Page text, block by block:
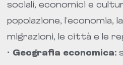
sociali, economici e
popolazione, l’economia,
migrazioni, le città e le
· Geografia economica: